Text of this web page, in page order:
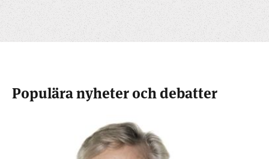
Populära nyheter och debatter